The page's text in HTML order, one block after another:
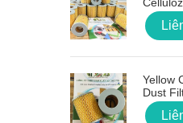
Ron
Yellow
Dust
Gasket